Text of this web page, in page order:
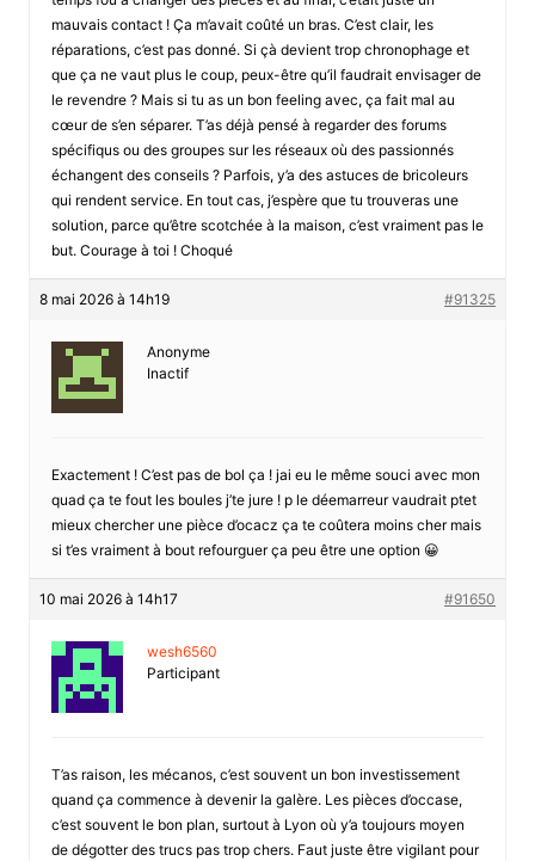
mauvais contact ! Ça m’avait coûté un bras. C’est clair, les
réparations, c’est pas donné. Si çà devient trop chronophage et
que ça ne vaut plus le coup, peux-être qu’il faudrait envisager de
le revendre ? Mais si tu as un bon feeling avec, ça fait mal au
cœur de s’en séparer. T’as déjà pensé à regarder des forums
spécifiqus ou des groupes sur les réseaux où des passionnés
échangent des conseils ? Parfois, y’a des astuces de bricoleurs
qui rendent service. En tout cas, j’espère que tu trouveras une
solution, parce qu’être scotchée à la maison, c’est vraiment pas le
but. Courage à toi ! Choqué
8 mai 2026 à 14h19 #91325
Anonyme
Inactif
Exactement ! C’est pas de bol ça ! jai eu le même souci avec mon
quad ça te fout les boules j’te jure ! p le déemarreur vaudrait ptet
mieux chercher une pièce d’ocacz ça te coûtera moins cher mais
si t’es vraiment à bout refourguer ça peu être une option 😀
10 mai 2026 à 14h17 #91650
wesh6560
Participant
T’as raison, les mécanos, c’est souvent un bon investissement
quand ça commence à devenir la galère. Les pièces d’occase,
c’est souvent le bon plan, surtout à Lyon où y’a toujours moyen
de dégotter des trucs pas trop chers. Faut juste être vigilant pour